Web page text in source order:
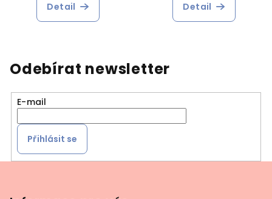
Detail Detail
Odebírat newsletter
E-mail
Přihlásit se